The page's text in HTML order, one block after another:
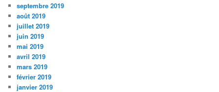
septembre 2019
août 2019
juillet 2019
juin 2019
mai 2019
avril 2019
mars 2019
février 2019
janvier 2019